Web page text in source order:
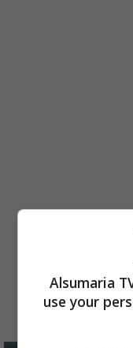
Alsumaria
use your